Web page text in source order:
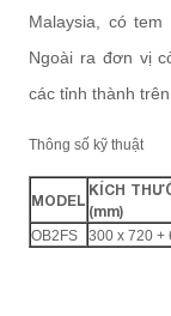
Malaysia, có
Ngoài ra đơn vị
các tỉnh thành
Thông số kỹ thuật
MODEL
KÍCH
(mm)
OB2FS 300 x 720 +